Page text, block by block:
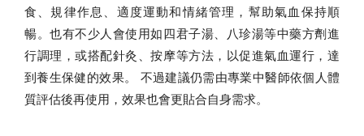
食、規律作息、適度運動和情緒管理，幫助氣血保持順
暢。也有不少人會使用如四君子湯、八珍湯等中藥方劑進
行調理，或搭配針灸、按摩等方法，以促進氣血運行，達
到養生保健的效果。 不過建議仍需由專業中醫師依個人體
質評估後再使用，效果也會更貼合自身需求。